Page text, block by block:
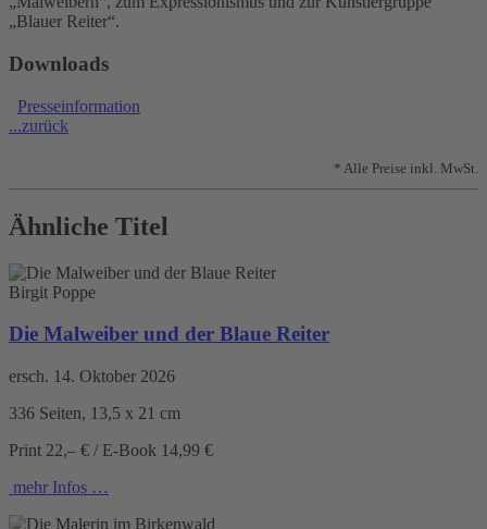
„Blauer Reiter“.
Downloads
Presseinformation
...zurück
* Alle Preise inkl. MwSt.
Ähnliche Titel
Birgit Poppe
Die Malweiber und der Blaue Reiter
ersch. 14. Oktober 2026
336 Seiten, 13,5 x 21 cm
Print 22,– € / E-Book 14,99 €
mehr Infos …